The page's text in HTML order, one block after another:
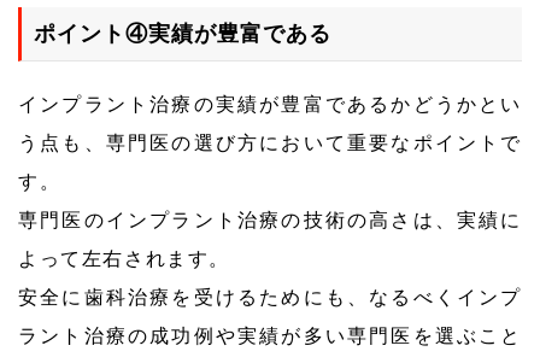
ポイント④実績が豊富である
インプラント治療の実績が豊富であるかどうかとい
う点も、専門医の選び方において重要なポイントで
す。
専門医のインプラント治療の技術の高さは、実績に
よって左右されます。
安全に歯科治療を受けるためにも、なるべくインプ
ラント治療の成功例や実績が多い専門医を選ぶこと